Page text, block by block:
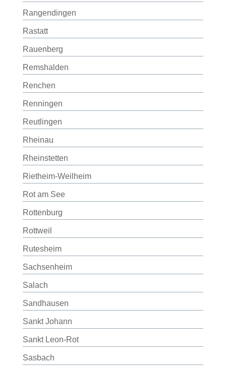
Rangendingen
Rastatt
Rauenberg
Remshalden
Renchen
Renningen
Reutlingen
Rheinau
Rheinstetten
Rietheim-Weilheim
Rot am See
Rottenburg
Rottweil
Rutesheim
Sachsenheim
Salach
Sandhausen
Sankt Johann
Sankt Leon-Rot
Sasbach